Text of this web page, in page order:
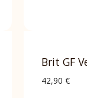
Brit GF
42,90 €